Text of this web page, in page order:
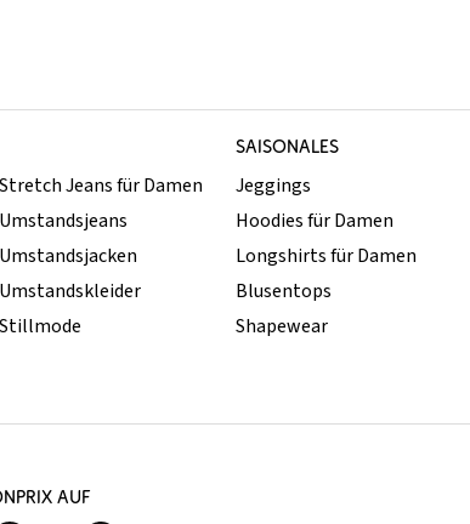
SAISONALES
Stretch Jeans für Damen
Umstandsjeans
Umstandsjacken
Umstandskleider
Stillmode
Jeggings
Hoodies für Damen
Longshirts für Damen
Blusentops
Shapewear
AUF